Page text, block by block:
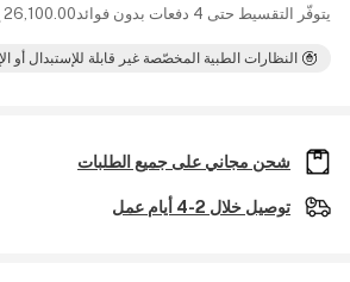
يتوفّر التقسيط حتى 4 دفعات بدون فوائد 26,100.00
النظارات الطبية المخصّصة غير قابلة للإستبدال أو
شحن مجاني على جميع الطلبات
توصيل خلال 2-4 أيام عمل